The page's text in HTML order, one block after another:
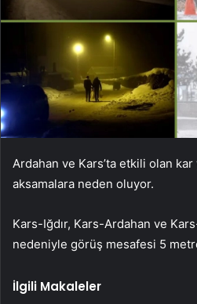
Ardahan ve Kars’ta etkili olan kar
aksamalara neden oluyor.
Kars-Iğdır, Kars-Ardahan ve
nedeniyle görüş mesafesi 5
İlgili Makaleler